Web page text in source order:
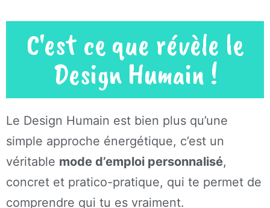
C'est ce que révèle le
Design Humain !
Le Design Humain est bien plus qu’une
simple approche énergétique, c’est un
véritable mode d’emploi personnalisé,
concret et pratico-pratique, qui te permet de
comprendre qui tu es vraiment.